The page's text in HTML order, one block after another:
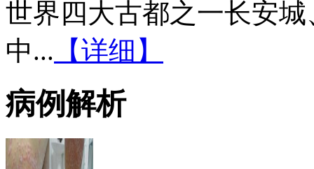
世界四大古都之一长安
中... 【详细】
病例解析